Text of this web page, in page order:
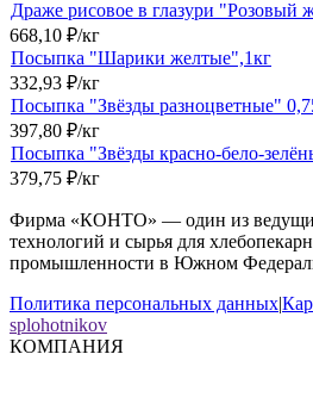
Драже рисовое в глазури "Розовый
668,10 ₽/кг
Посыпка "Шарики желтые",1кг
332,93 ₽/кг
Посыпка "Звёзды разноцветные"
397,80 ₽/кг
Посыпка "Звёзды красно-бело-
379,75 ₽/кг
Фирма «КОНТО» — один из
технологий и сырья для
промышленности в Южном
Политика персональных данных|
splohotnikov
КОМПАНИЯ